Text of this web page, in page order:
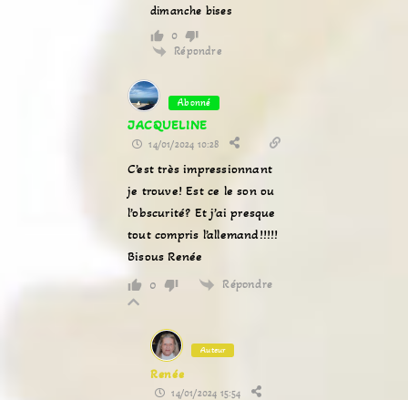
dimanche bises
0
Répondre
Abonné
JACQUELINE
14/01/2024 10:28
C’est très impressionnant
je trouve! Est ce le son ou
l’obscurité? Et j’ai presque
tout compris l’allemand!!!!!
Bisous Renée
0 Répondre
Auteur
Renée
14/01/2024 15:54